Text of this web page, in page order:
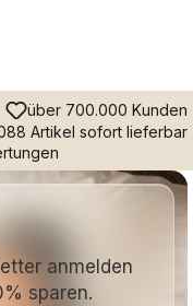
über 700.000 Kunden
Artikel sofort lieferbar
anmelden
sparen.